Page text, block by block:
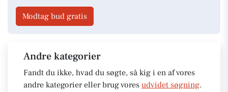
Modtag bud gratis
Andre kategorier
Fandt du ikke, hvad du søgte, så kig i en af vores
andre kategorier eller brug vores udvidet søgning.